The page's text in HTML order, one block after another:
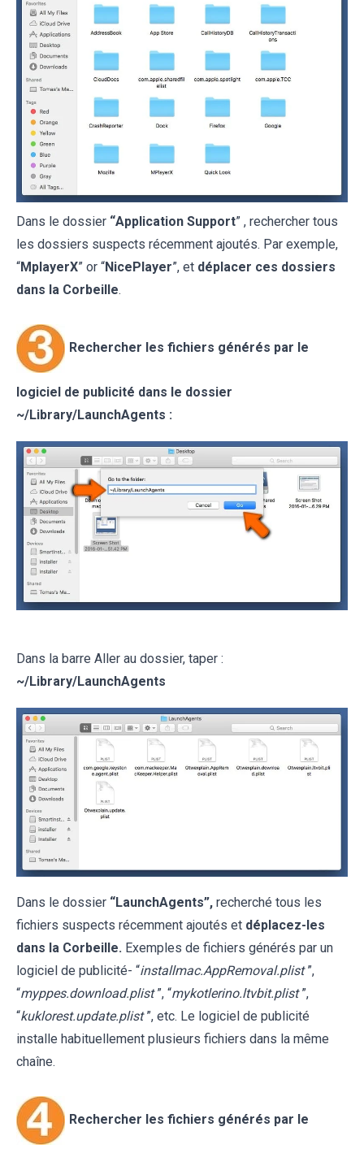
Dans le dossier “Application Support” , rechercher tous
les dossiers suspects récemment ajoutés. Par exemple,
“MplayerX” or “NicePlayer”, et déplacer ces dossiers
dans la Corbeille.
Rechercher les fichiers générés par le
logiciel de publicité dans le dossier
~/Library/LaunchAgents :
Dans la barre Aller au dossier, taper :
~/Library/LaunchAgents
Dans le dossier “LaunchAgents”, recherché tous les
fichiers suspects récemment ajoutés et déplacez-les
dans la Corbeille. Exemples de fichiers générés par un
logiciel de publicité- “installmac.AppRemoval.plist ”,
“myppes.download.plist ”, “mykotlerino.ltvbit.plist ”,
“kuklorest.update.plist ”, etc. Le logiciel de publicité
installe habituellement plusieurs fichiers dans la même
chaîne.
Rechercher les fichiers générés par le